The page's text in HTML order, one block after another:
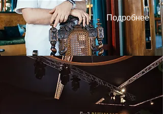
Подробнее